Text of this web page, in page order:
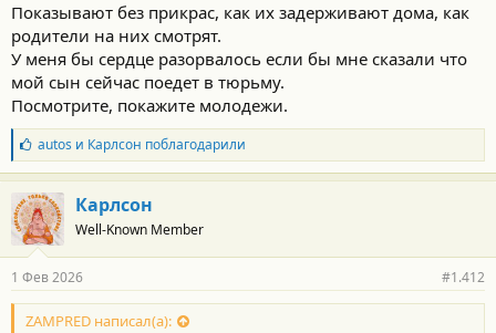
Показывают без прикрас, как их задерживают дома, как
родители на них смотрят.
У меня бы сердце разорвалось если бы мне сказали что
мой сын сейчас поедет в тюрьму.
Посмотрите, покажите молодежи.
Б
л
а
г
о
д
а
н
о
с
autos и Карлсон поблагодарили
Карлсон
Well-Known Member
1 Фев 2026 #1.412
ZAMPRED написал(а):